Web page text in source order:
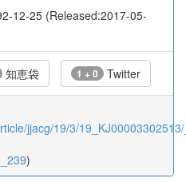
12-25 (Released:2017-05-
知恵袋 1 + 0 Twitter
jjacg/19/3/
)